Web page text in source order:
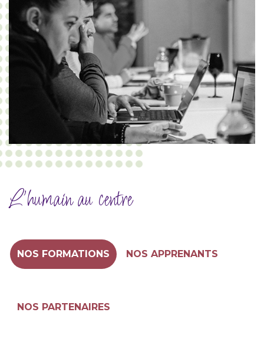
L’humain au centre
NOS FORMATIONS NOS APPRENANTS
NOS PARTENAIRES